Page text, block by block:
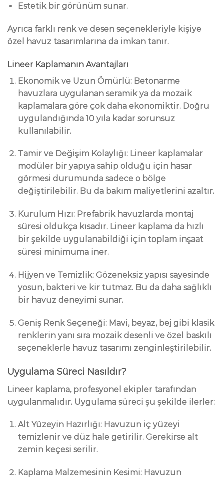
Estetik bir görünüm sunar.
Ayrıca farklı renk ve desen seçenekleriyle kişiye
özel havuz tasarımlarına da imkan tanır.
Lineer Kaplamanın Avantajları
Ekonomik ve Uzun Ömürlü:Betonarme
havuzlara uygulanan seramik ya da mozaik
kaplamalara göre çok daha ekonomiktir. Doğru
uygulandığında 10 yıla kadar sorunsuz
kullanılabilir.
Tamir ve Değişim Kolaylığı:Lineer kaplamalar
modüler bir yapıya sahip olduğu için hasar
görmesi durumunda sadece o bölge
değiştirilebilir. Bu da bakım maliyetlerini azaltır.
Kurulum Hızı:Prefabrik havuzlarda montaj
süresi oldukça kısadır. Lineer kaplama da hızlı
bir şekilde uygulanabildiği için toplam inşaat
süresi minimuma iner.
Hijyen ve Temizlik:Gözeneksiz yapısı sayesinde
yosun, bakteri ve kir tutmaz. Bu da daha sağlıklı
bir havuz deneyimi sunar.
Geniş Renk Seçeneği:Mavi, beyaz, bej gibi klasik
renklerin yanı sıra mozaik desenli ve özel baskılı
seçeneklerle havuz tasarımı zenginleştirilebilir.
Uygulama Süreci Nasıldır?
Lineer kaplama, profesyonel ekipler tarafından
uygulanmalıdır. Uygulama süreci şu şekilde ilerler:
Alt Yüzeyin Hazırlığı:Havuzun iç yüzeyi
temizlenir ve düz hale getirilir. Gerekirse alt
zemin keçesi serilir.
Kaplama Malzemesinin Kesimi:Havuzun